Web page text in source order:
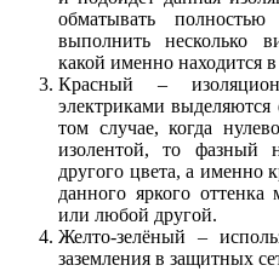
обматывать
выполнить несколько
какой именно находится
Красный –
электриками
том случае, когда
изолентой, то фазный
другого цвета, а именно
данного яркого
или любой другой.
Желто-зелёный –
заземления в защитных